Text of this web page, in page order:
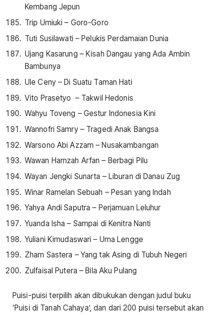
Kembang Jepun
Trip Umiuki – Goro-Goro
Tuti Susilawati – Pelukis Perdamaian Dunia
Ujang Kasarung – Kisah Dangau yang Ada Ambin
Bambunya
Ule Ceny – Di Suatu Taman Hati
Vito Prasetyo – Takwil Hedonis
Wahyu Toveng – Gestur Indonesia Kini
Wannofri Samry – Tragedi Anak Bangsa
Warsono Abi Azzam – Nusakambangan
Wawan Hamzah Arfan – Berbagi Pilu
Wayan Jengki Sunarta – Liburan di Danau Zug
Winar Ramelan Sebuah – Pesan yang Indah
Yahya Andi Saputra – Perjamuan Leluhur
Yuanda Isha – Sampai di Kenitra Nanti
Yuliani Kimudaswari – Uma Lengge
Zham Sastera – Yang tak Asing di Tubuh Negeri
Zulfaisal Putera – Bila Aku Pulang
Puisi-puisi terpilih akan dibukukan dengan judul buku
‘Puisi di Tanah Cahaya’, dan dari 200 puisi tersebut akan